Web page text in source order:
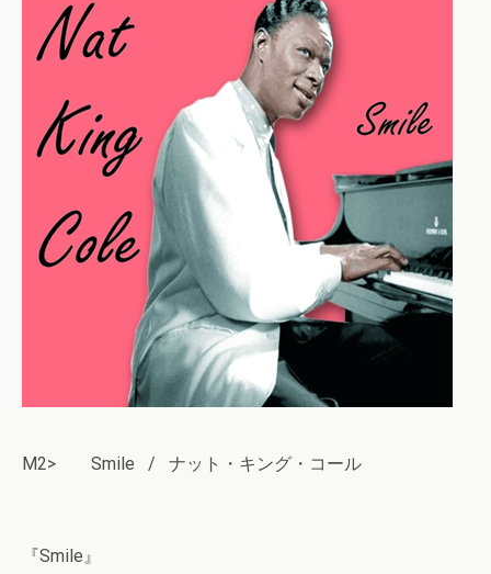
M2> Smile / ナット・キング・コール
『Smile』